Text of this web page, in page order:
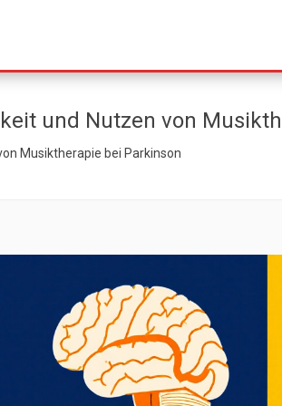
und Nutzen von
Musiktherapie bei Parkinson